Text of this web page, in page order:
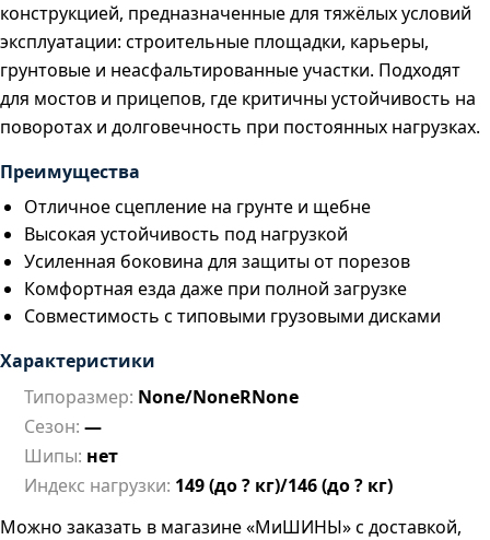
конструкцией, предназначенные для тяжёлых условий
эксплуатации: строительные площадки, карьеры,
грунтовые и неасфальтированные участки. Подходят
для мостов и прицепов, где критичны устойчивость на
поворотах и долговечность при постоянных нагрузках.
Преимущества
Отличное сцепление на грунте и щебне
Высокая устойчивость под нагрузкой
Усиленная боковина для защиты от порезов
Комфортная езда даже при полной загрузке
Совместимость с типовыми грузовыми дисками
Характеристики
Типоразмер: None/NoneRNone
Сезон: —
Шипы: нет
Индекс нагрузки: 149 (до ? кг)/146 (до ? кг)
Можно заказать в магазине «МиШИНЫ» с доставкой,